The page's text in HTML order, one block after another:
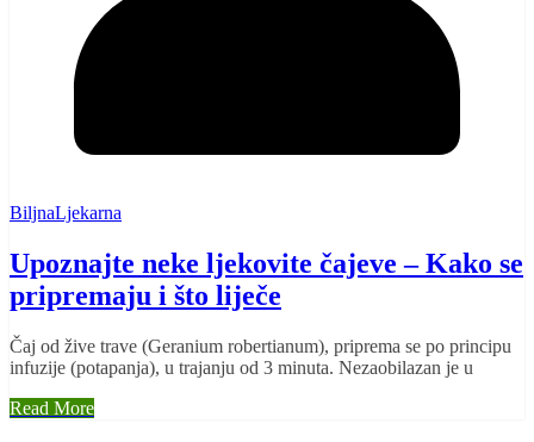
BiljnaLjekarna
Upoznajte neke ljekovite čajeve – Kako se
pripremaju i što liječe
Čaj od žive trave (Geranium robertianum), priprema se po principu
infuzije (potapanja), u trajanju od 3 minuta. Nezaobilazan je u
Read More